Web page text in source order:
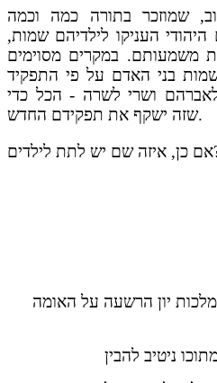
שמוזכר בתורה כמה וכמה
העניקו לילדיהם שמות,
משמעותם. במקרים מסוימים
בני האדם על פי התפקיד
ושרי לשרה - הכל כדי
שזה ישקף את תפקידם החדש.
לילדים?
יון הרשעה על האומה
ניטיב להבין